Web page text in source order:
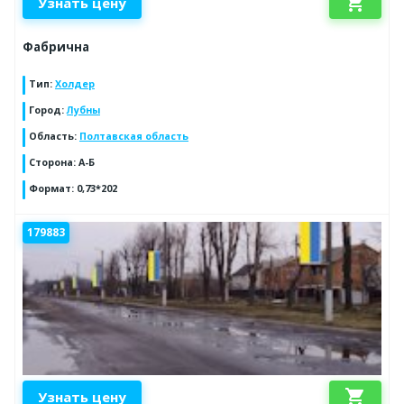
Фабрична
Тип: Холдер
Город:Лубны
Область: Полтавская область
Сторона: А-Б
Формат: 0,73*202
179883
Узнать цену shopping_cart